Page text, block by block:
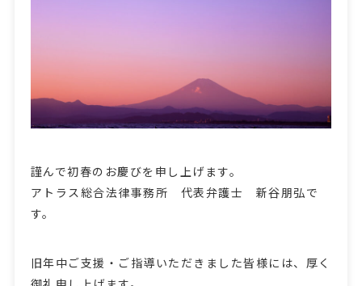
謹んで初春のお慶びを申し上げます。
アトラス総合法律事務所 代表弁護士 新谷朋弘で
す。
旧年中ご支援・ご指導いただきました皆様には、厚く